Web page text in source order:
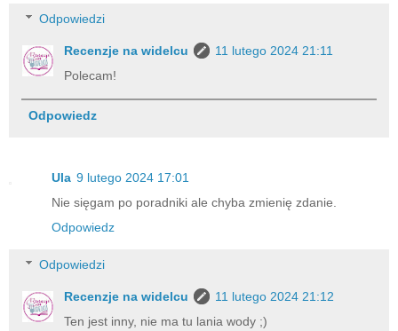
Odpowiedzi
Recenzje na widelcu
11 lutego 2024 21:11
Polecam!
Odpowiedz
Ula 9 lutego 2024 17:01
Nie sięgam po poradniki ale chyba zmienię zdanie.
Odpowiedz
Odpowiedzi
Recenzje na widelcu
11 lutego 2024 21:12
Ten jest inny, nie ma tu lania wody ;)